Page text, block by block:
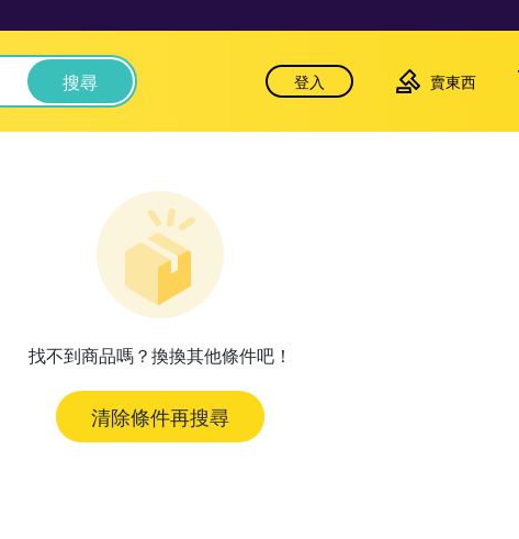
搜尋 登入 賣東西
找不到商品嗎？換換其他條件吧！
清除條件再搜尋